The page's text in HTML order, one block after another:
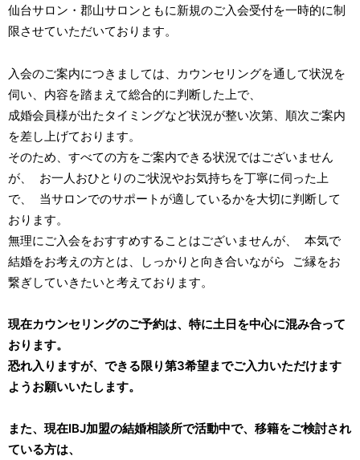
仙台サロン・郡山サロンともに新規のご入会受付を一時的に制
限させていただいております。
入会のご案内につきましては、カウンセリングを通して状況を
伺い、内容を踏まえて総合的に判断した上で、
成婚会員様が出たタイミングなど状況が整い次第、順次ご案内
を差し上げております。
そのため、すべての方をご案内できる状況ではございません
が、 お一人おひとりのご状況やお気持ちを丁寧に伺った上
で、 当サロンでのサポートが適しているかを大切に判断して
おります。
無理にご入会をおすすめすることはございませんが、 本気で
結婚をお考えの方とは、しっかりと向き合いながら ご縁をお
繋ぎしていきたいと考えております。
現在カウンセリングのご予約は、特に土日を中心に混み合って
おります。
恐れ入りますが、できる限り第3希望までご入力いただけます
ようお願いいたします。
また、現在IBJ加盟の結婚相談所で活動中で、移籍をご検討され
ている方は、